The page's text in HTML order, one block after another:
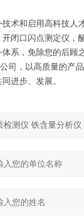
和启用高科技人
闭口闪点测定仪，
系，免除您的后顾
，以高质量的产品
进步、发展。